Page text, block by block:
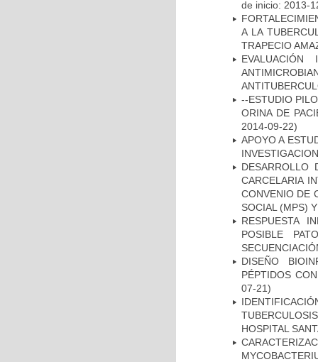
de inicio: 2013-
A LA
TRAPECIO
--ESTUDIO
ORINA DE
2014-09-22)
APOYO A
CARCELARIA
CONVENIO DE
SOCIAL (MPS)
RESPUESTA
POSIBLE
DISEÑO
PÉPTIDOS
07-21)
HOSPITAL